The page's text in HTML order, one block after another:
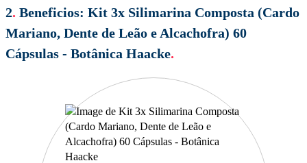
2. Beneficios: Kit 3x Silimarina Composta (Cardo
Mariano, Dente de Leão e Alcachofra) 60
Cápsulas - Botânica Haacke.